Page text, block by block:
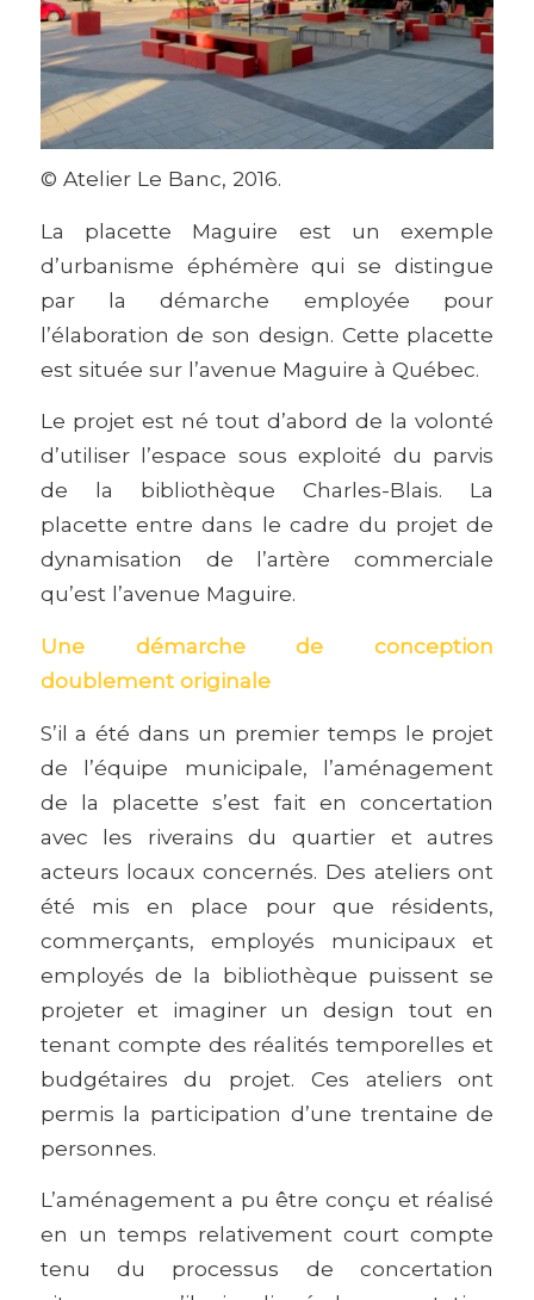
© Atelier Le Banc, 2016.
La placette Maguire est un exemple
d’urbanisme éphémère qui se distingue
par la démarche employée pour
l’élaboration de son design. Cette placette
est située sur l’avenue Maguire à Québec.
Le projet est né tout d’abord de la volonté
d’utiliser l’espace sous exploité du parvis
de la bibliothèque Charles-Blais. La
placette entre dans le cadre du projet de
dynamisation de l’artère commerciale
qu’est l’avenue Maguire.
Une démarche de conception
doublement originale
S’il a été dans un premier temps le projet
de l’équipe municipale, l’aménagement
de la placette s’est fait en concertation
avec les riverains du quartier et autres
acteurs locaux concernés. Des ateliers ont
été mis en place pour que résidents,
commerçants, employés municipaux et
employés de la bibliothèque puissent se
projeter et imaginer un design tout en
tenant compte des réalités temporelles et
budgétaires du projet. Ces ateliers ont
permis la participation d’une trentaine de
personnes.
L’aménagement a pu être conçu et réalisé
en un temps relativement court compte
tenu du processus de concertation